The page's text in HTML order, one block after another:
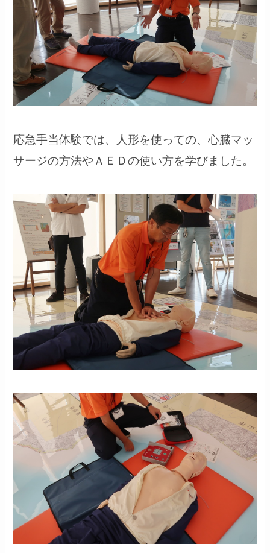
応急手当体験では、人形を使っての、心臓マッ
サージの方法やＡＥＤの使い方を学びました。